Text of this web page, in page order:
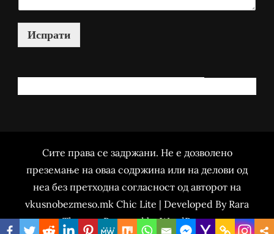
Испрати
Сите права се задржани. Не е дозволено
преземање на оваа содржина или на делови од
неа без претходна согласност од авторот на
vkusnobezmeso.mk Chic Lite | Developed By Rara
Themes. Powered byWordPress.